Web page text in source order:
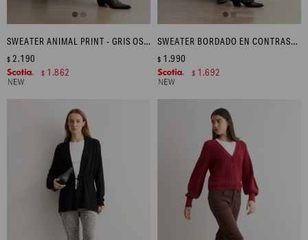
SWEATER ANIMAL PRINT - GRIS OSCURO
$ 2.190
$ 1.862
SWEATER BORDADO EN CONTRASTE - CRUDO
$ 1.990
$ 1.692